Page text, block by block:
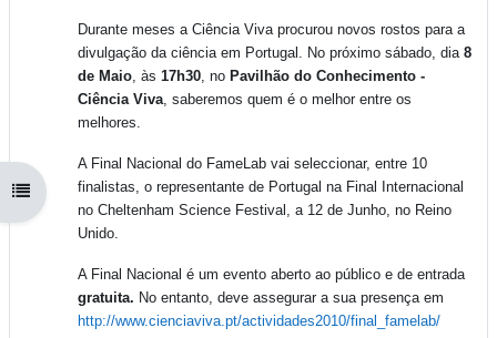
Abrir índice da disciplina
Durante meses a Ciência Viva procurou novos rostos para a
divulgação da ciência em Portugal. No próximo sábado, dia 8
de Maio , às 17h30 no Pavilhão do Conhecimento -
Ciência Viva , saberemos quem é o melhor entre os
melhores.
A Final Nacional do FameLab vai seleccionar, entre 10
finalistas, o representante de Portugal na Final Internacional
no Cheltenham Science Festival, a 12 de Junho, no Reino
Unido.
A Final Nacional é um evento aberto ao público e de entrada
gratuita. No entanto, deve assegurar a sua presença em
http://www.cienciaviva.pt/actividades2010/final_famelab/